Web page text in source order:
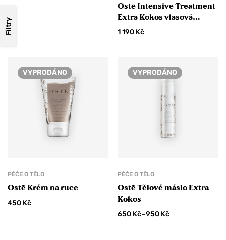
Filtry
Ostē Intensive Treatment
Extra Kokos vlasová
maska
1 190 Kč
VYPRODÁNO
PÉČE O TĚLO
Ostē Krém na ruce
450 Kč
VYPRODÁNO
PÉČE O TĚLO
Ostē Tělové máslo Extra
Kokos
650 Kč–950 Kč